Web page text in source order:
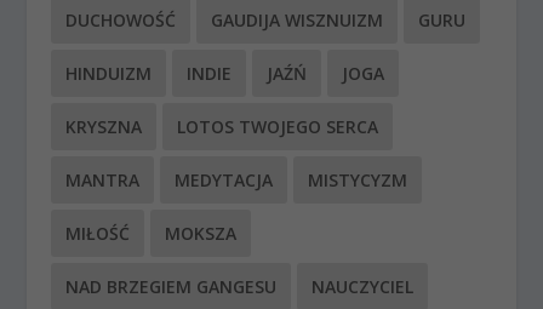
DUCHOWOŚĆ GAUDIJA WISZNUIZM GURU
HINDUIZM INDIE JAŹŃ JOGA
KRYSZNA LOTOS TWOJEGO SERCA
MANTRA MEDYTACJA MISTYCYZM
MIŁOŚĆ MOKSZA
NAD BRZEGIEM GANGESU NAUCZYCIEL